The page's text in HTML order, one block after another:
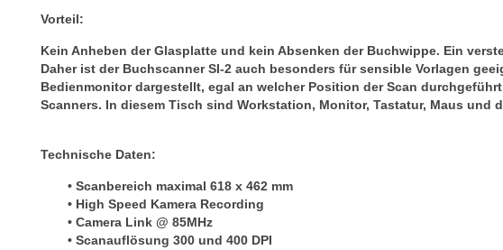
Vorteil:
Kein Anheben der Glasplatte und kein Absenken der Buchwippe. Ein
Daher ist der Buchscanner SI-2 auch besonders für sensible Vorlagen
Bedienmonitor dargestellt, egal an welcher Position der Scan
Scanners. In diesem Tisch sind Workstation, Monitor, Tastatur, Maus und
Technische Daten:
• Scanbereich maximal 618 x 462 mm
• High Speed Kamera Recording
• Camera Link @ 85MHz
• Scanauflösung 300 und 400 DPI